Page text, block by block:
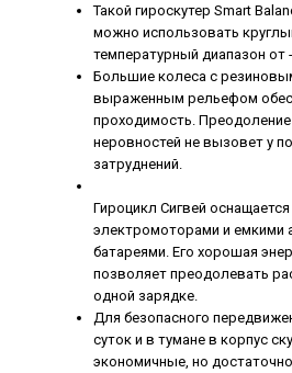
Гироскутер Айс Smart
10.5" Ice Bluetooth
18900₽
Такой гироскутер Smart
можно использовать
температурный диапазон от -
Большие колеса с
выраженным рельефом
проходимость.
неровностей не вызовет у
затруднений.
Гироцикл Сигвей
электромоторами и емкими
батареями. Его хорошая
позволяет преодолевать
одной зарядке.
Для безопасного
суток и в тумане в корпус
экономичные, но